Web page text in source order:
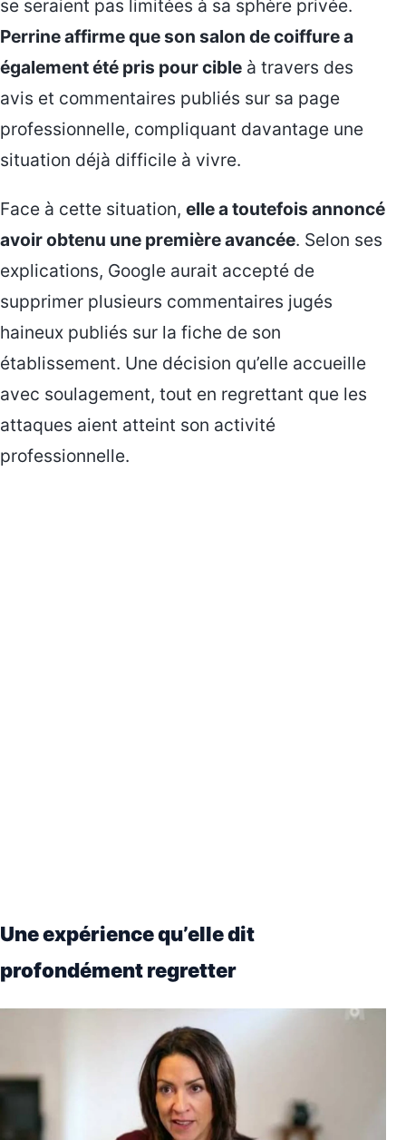
se seraient pas limitées à sa sphère privée.
Perrine affirme que son salon de coiffure a
également été pris pour cible à travers des
avis et commentaires publiés sur sa page
professionnelle, compliquant davantage une
situation déjà difficile à vivre.
Face à cette situation, elle a toutefois annoncé
avoir obtenu une première avancée. Selon ses
explications, Google aurait accepté de
supprimer plusieurs commentaires jugés
haineux publiés sur la fiche de son
établissement. Une décision qu’elle accueille
avec soulagement, tout en regrettant que les
attaques aient atteint son activité
professionnelle.
Une expérience qu’elle dit
profondément regretter